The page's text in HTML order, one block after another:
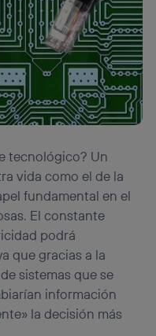
tecnológico? Un
vida como el de la
fundamental en el
El constante
podrá
que gracias a la
sistemas que se
información
la decisión más